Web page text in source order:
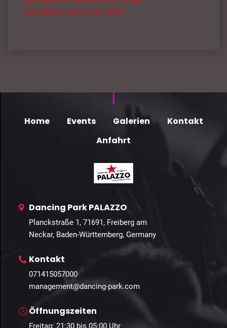
zwei Welten unter einem Dach
Home Events Galerien
Kontakt
Anfahrt
Dancing Park PALAZZO
Planckstraße 1, 71691, Freiberg am
Neckar, Baden-Württemberg, Germany
Kontakt
071415057000
management@dancing-park.com
Öffnungszeiten
Freitag: 21:30 bis 05:00 Uhr